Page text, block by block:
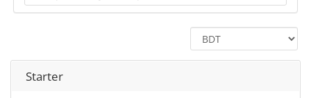
Starter